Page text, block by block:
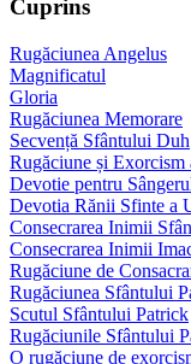
Cuprins
Rugăciunea Angelus
Magnificatul
Gloria
Rugăciunea Memorare
Secvență Sfântului Duh
Rugăciune și
Devotie pentru
Devotia Rănii Sfinte a
Consecrarea Inimii
Consecrarea Inimii
Rugăciune de
Rugăciunea Sfântului
Scutul Sfântului Patrick
Rugăciunile Sfântului
O rugăciune de